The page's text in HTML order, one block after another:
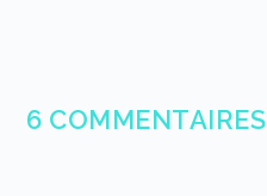
6 COMMENTAIRES